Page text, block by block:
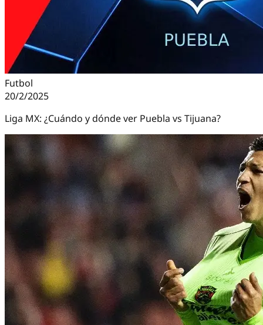
Futbol
20/2/2025
Liga MX: ¿Cuándo y dónde ver Puebla vs Tijuana?